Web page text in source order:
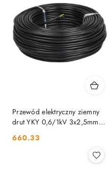
Przewód elektryczny ziemny
drut YKY 0,6/1kV 3x2,5mm2
MERCOR
Cena:
660.33